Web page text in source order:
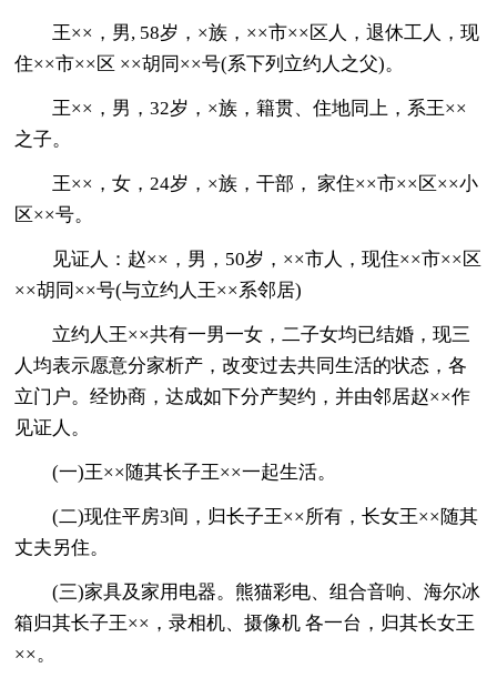
王××，男, 58岁，×族，××市××区人，退休工人，现
住××市××区 ××胡同××号(系下列立约人之父)。
王××，男，32岁，×族，籍贯、住地同上，系王××
之子。
王××，女，24岁，×族，干部， 家住××市××区××小
区××号。
见证人：赵××，男，50岁，××市人，现住××市××区
××胡同××号(与立约人王××系邻居)
立约人王××共有一男一女，二子女均已结婚，现三
人均表示愿意分家析产，改变过去共同生活的状态，各
立门户。经协商，达成如下分产契约，并由邻居赵××作
见证人。
(一)王××随其长子王××一起生活。
(二)现住平房3间，归长子王××所有，长女王××随其
丈夫另住。
(三)家具及家用电器。熊猫彩电、组合音响、海尔冰
箱归其长子王××，录相机、摄像机 各一台，归其长女王
××。